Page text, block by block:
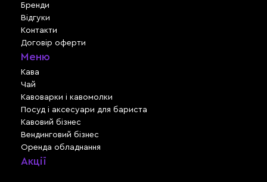
Бренди
Відгуки
Контакти
Договір оферти
Меню
Кава
Чай
Кавоварки і кавомолки
Посуд і аксесуари для бариста
Кавовий бізнес
Вендинговий бізнес
Оренда обладнання
Акції